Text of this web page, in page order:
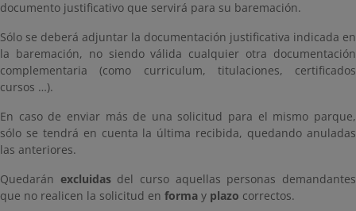
documento justificativo que servirá para su baremación.
Sólo se deberá adjuntar la documentación justificativa indicada en
la baremación, no siendo válida cualquier otra documentación
complementaria (como curriculum, titulaciones, certificados
cursos …).
En caso de enviar más de una solicitud para el mismo parque,
sólo se tendrá en cuenta la última recibida, quedando anuladas
las anteriores.
Quedarán excluidas del curso aquellas personas demandantes
que no realicen la solicitud en forma y plazo correctos.